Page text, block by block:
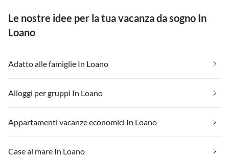
Le nostre idee per la tua vacanza da sogno In
Loano
Adatto alle famiglie In Loano
Alloggi per gruppi In Loano
Appartamenti vacanze economici In Loano
Case al mare In Loano